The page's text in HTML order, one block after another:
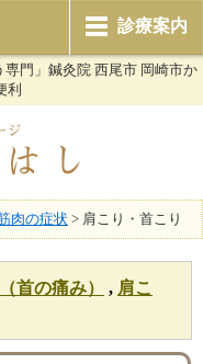
診療案内
門」鍼灸院 西尾市 岡崎市か
利
肉の症状 > 肩こり・首こり
首の痛み） , 肩こ